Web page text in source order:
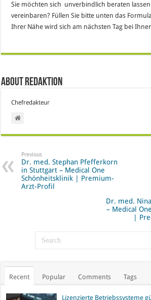
Sie möchten sich unverbindlich beraten
vereinbaren? Füllen Sie bitte unten das
Ihrer Nähe wird sich am nächsten Tag bei
About Redaktion
Chefredakteur
Previous
Dr. med. Stephan Pfefferkorn
in Stuttgart – Medical One
Schönheitsklinik | Premium-
Arzt-Profil
Dr. med.
– Medical
|
Recent Popular Comments Tags
Lizenzierte Betriebssysteme